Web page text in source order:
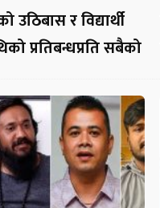
उठिबास र विद्यार्थी
प्रतिबन्धप्रति सबैको